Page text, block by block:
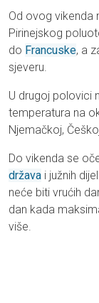
Od ovog vikenda
Pirinejskog
do Francuske, a
sjeveru.
U drugoj polovici
temperatura na
Njemačkoj,
Do vikenda se
država i južnih
neće biti vrućih
dan kada
više.